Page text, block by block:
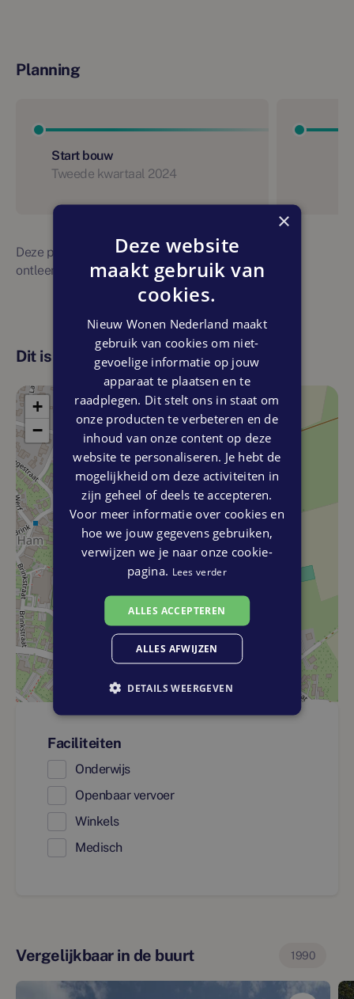
Planning
Start bouw
Tweede kwartaal 2024
Deze planning is indicatief. Er kunnen geen rechten
ontleend worden aan bovenstaande planning
Dit is de locatie
+
−
Faciliteiten
Onderwijs
Openbaar vervoer
Winkels
Medisch
Vergelijkbaar in de buurt 1990
×
Deze website
maakt gebruik van
cookies.
Nieuw Wonen Nederland maakt
gebruik van cookies om niet-
gevoelige informatie op jouw
apparaat te plaatsen en te
raadplegen. Dit stelt ons in staat om
onze producten te verbeteren en de
inhoud van onze content op deze
website te personaliseren. Je hebt de
mogelijkheid om deze activiteiten in
zijn geheel of deels te accepteren.
Voor meer informatie over cookies en
hoe we jouw gegevens gebruiken,
verwijzen we je naar onze cookie-
pagina. Lees verder
ALLES ACCEPTEREN
ALLES AFWIJZEN
DETAILS WEERGEVEN